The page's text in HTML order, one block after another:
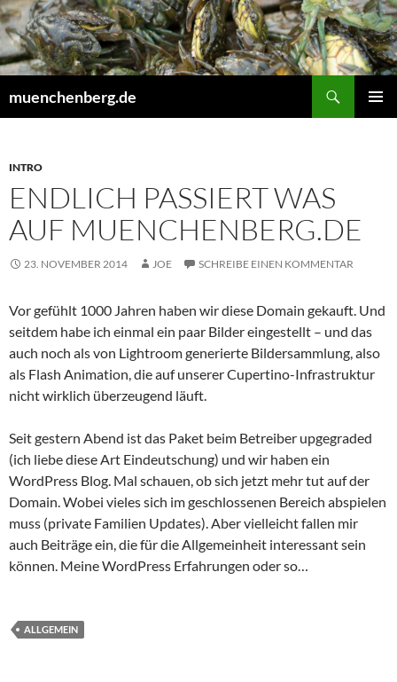
Zum
Inhalt
springen
muenchenberg.de
INTRO
ENDLICH PASSIERT WAS
AUF MUENCHENBERG.DE
23. NOVEMBER 2014 JOE SCHREIBE EINEN KOMMENTAR
Vor gefühlt 1000 Jahren haben wir diese Domain gekauft. Und
seitdem habe ich einmal ein paar Bilder eingestellt – und das
auch noch als von Lightroom generierte Bildersammlung, also
als Flash Animation, die auf unserer Cupertino-Infrastruktur
nicht wirklich überzeugend läuft.
Seit gestern Abend ist das Paket beim Betreiber upgegraded
(ich liebe diese Art Eindeutschung) und wir haben ein
WordPress Blog. Mal schauen, ob sich jetzt mehr tut auf der
Domain. Wobei vieles sich im geschlossenen Bereich abspielen
muss (private Familien Updates). Aber vielleicht fallen mir
auch Beiträge ein, die für die Allgemeinheit interessant sein
können. Meine WordPress Erfahrungen oder so…
ALLGEMEIN